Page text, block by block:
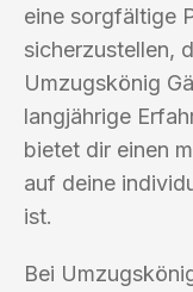
eine sorgfältige
sicherzustellen,
Umzugskönig
langjährige
bietet dir einen
auf deine
ist.
Bei